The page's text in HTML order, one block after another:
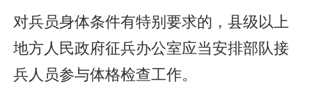
对兵员身体条件有特别要求的，县级以上
地方人民政府征兵办公室应当安排部队接
兵人员参与体格检查工作。